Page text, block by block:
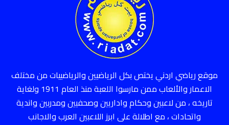
موقع رياضي اردني يختص بكل الرياضيين والرياضييات من مختلف
الاعمار والألعاب ممن مارسوا اللعبة منذ العام 1911 ولغاية
تاريخه ، من لاعبين وحكام واداريين وصحفيين ومدربين واندية
واتحادات ، مع اطلالة على ابرز اللاعبين العرب والاجانب